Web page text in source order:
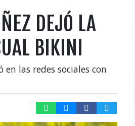
DEJÓ LA
BIKINI
las redes sociales con